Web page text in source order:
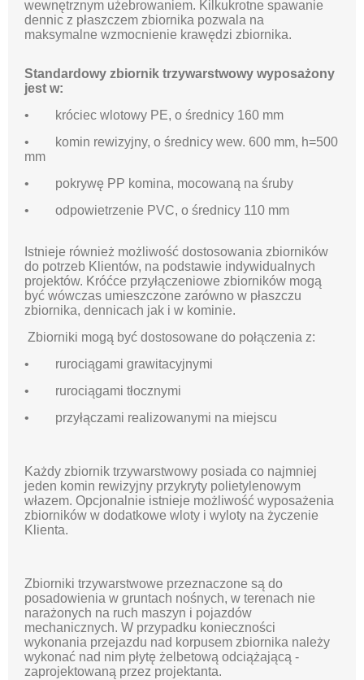
wewnętrznym użebrowaniem. Kilkukrotne spawanie
dennic z płaszczem zbiornika pozwala na
maksymalne wzmocnienie krawędzi zbiornika.
Standardowy zbiornik trzywarstwowy wyposażony
jest w:
• króciec wlotowy PE, o średnicy 160 mm
• komin rewizyjny, o średnicy wew. 600 mm, h=500
mm
• pokrywę PP komina, mocowaną na śruby
• odpowietrzenie PVC, o średnicy 110 mm
Istnieje również możliwość dostosowania zbiorników
do potrzeb Klientów, na podstawie indywidualnych
projektów. Króćce przyłączeniowe zbiorników mogą
być wówczas umieszczone zarówno w płaszczu
zbiornika, dennicach jak i w kominie.
Zbiorniki mogą być dostosowane do połączenia z:
• rurociągami grawitacyjnymi
• rurociągami tłocznymi
• przyłączami realizowanymi na miejscu
Każdy zbiornik trzywarstwowy posiada co najmniej
jeden komin rewizyjny przykryty polietylenowym
włazem. Opcjonalnie istnieje możliwość wyposażenia
zbiorników w dodatkowe wloty i wyloty na życzenie
Klienta.
Zbiorniki trzywarstwowe przeznaczone są do
posadowienia w gruntach nośnych, w terenach nie
narażonych na ruch maszyn i pojazdów
mechanicznych. W przypadku konieczności
wykonania przejazdu nad korpusem zbiornika należy
wykonać nad nim płytę żelbetową odciążającą -
zaprojektowaną przez projektanta.